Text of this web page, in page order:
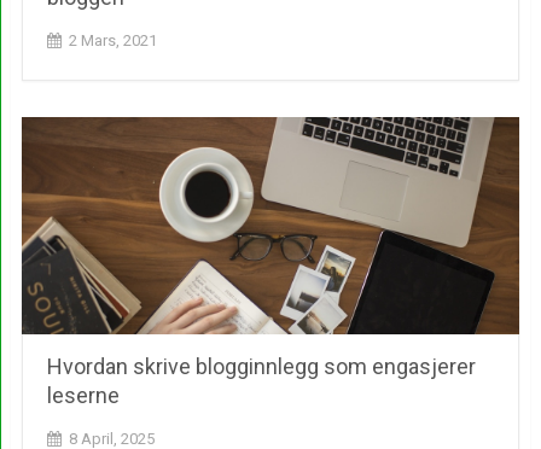
2 Mars, 2021
Hvordan skrive blogginnlegg som engasjerer
leserne
8 April, 2025